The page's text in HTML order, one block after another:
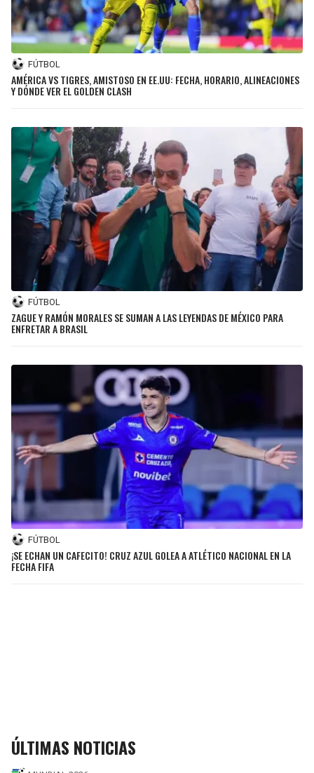
FÚTBOL
AMÉRICA VS TIGRES, AMISTOSO EN EE.UU: FECHA, HORARIO, ALINEACIONES
Y DÓNDE VER EL GOLDEN CLASH
FÚTBOL
ZAGUE Y RAMÓN MORALES SE SUMAN A LAS LEYENDAS DE MÉXICO PARA
ENFRETAR A BRASIL
FÚTBOL
¡SE ECHAN UN CAFECITO! CRUZ AZUL GOLEA A ATLÉTICO NACIONAL EN LA
FECHA FIFA
ÚLTIMAS NOTICIAS